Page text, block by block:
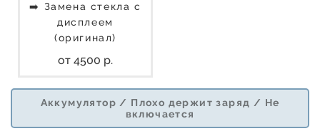
➡️ Замена стекла с
дисплеем
(оригинал)
от 4500 р.
Аккумулятор / Плохо держит заряд / Не
включается